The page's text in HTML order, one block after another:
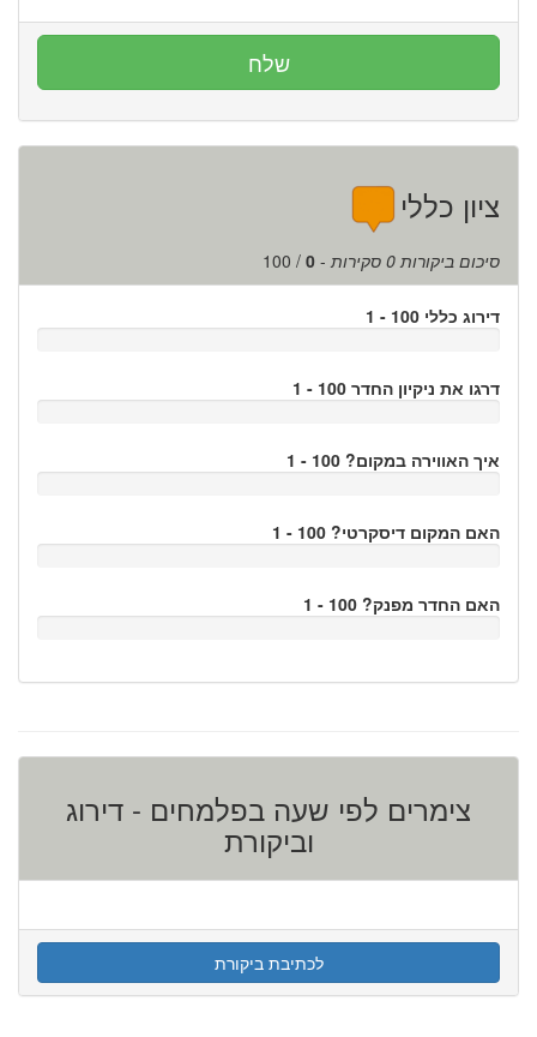
ציון כללי
סיכום ביקורות0 סקירות-
0
/
100
דירוג כללי 100 - 1
דרגו את ניקיון החדר 100 - 1
איך האווירה במקום? 100 - 1
האם המקום דיסקרטי? 100 - 1
האם החדר מפנק? 100 - 1
צימרים לפי שעה בפלמחים - דירוג
וביקורת
לכתיבת ביקורת